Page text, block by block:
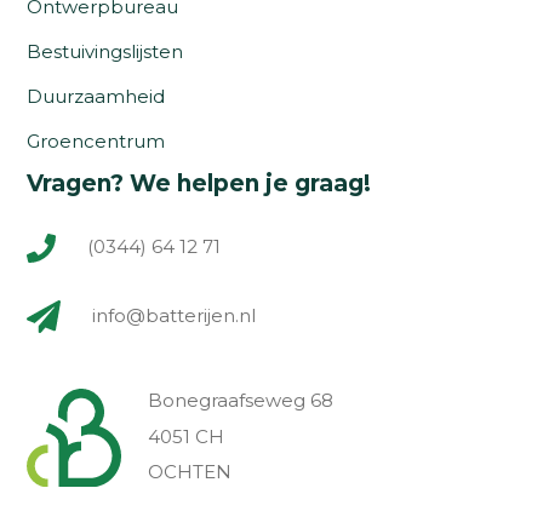
Ontwerpbureau
Bestuivingslijsten
Duurzaamheid
Groencentrum
Vragen? We helpen je graag!
(0344) 64 12 71
info@batterijen.nl
Bonegraafseweg 68
4051 CH
OCHTEN